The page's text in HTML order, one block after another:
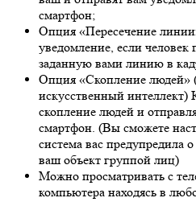
смартфон;
Опция «Пересечение
уведомление, если человек
заданную вами линию в
Опция «Скопление людей»
искусственный
скопление людей и
смартфон. (Вы сможете
система вас предупредила
ваш объект группой лиц)
Можно просматривать с
компьютера находясь в